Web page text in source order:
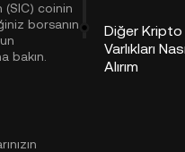
(SIC) coinin
borsanın
bakın.
Diğer Kripto
Varlıkları
Alırım